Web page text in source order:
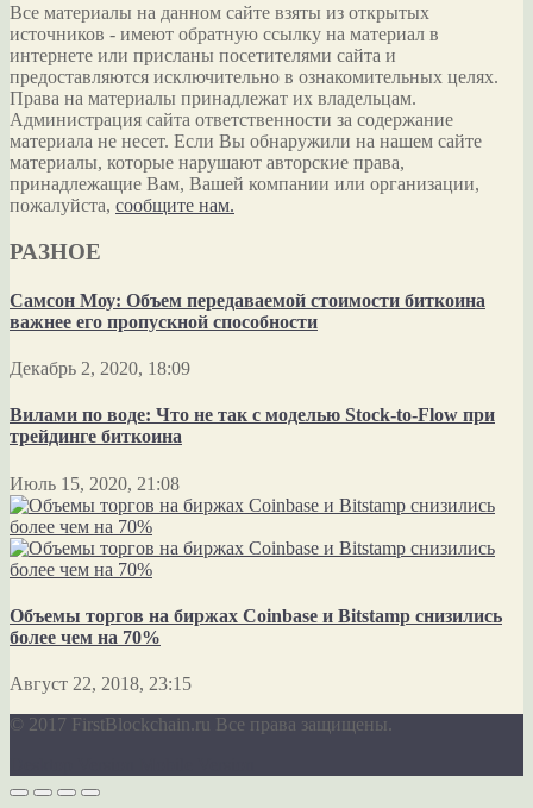
Все материалы на данном сайте взяты из открытых
источников - имеют обратную ссылку на материал в
интернете или присланы посетителями сайта и
предоставляются исключительно в ознакомительных целях.
Права на материалы принадлежат их владельцам.
Администрация сайта ответственности за содержание
материала не несет. Если Вы обнаружили на нашем сайте
материалы, которые нарушают авторские права,
принадлежащие Вам, Вашей компании или организации,
пожалуйста, сообщите нам.
РАЗНОЕ
Самсон Моу: Объем передаваемой стоимости биткоина
важнее его пропускной способности
Декабрь 2, 2020, 18:09
Вилами по воде: Что не так с моделью Stock-to-Flow при
трейдинге биткоина
Июль 15, 2020, 21:08
Объемы торгов на биржах Coinbase и Bitstamp снизились
более чем на 70%
Август 22, 2018, 23:15
© 2017 FirstBlockchain.ru Все права защищены.